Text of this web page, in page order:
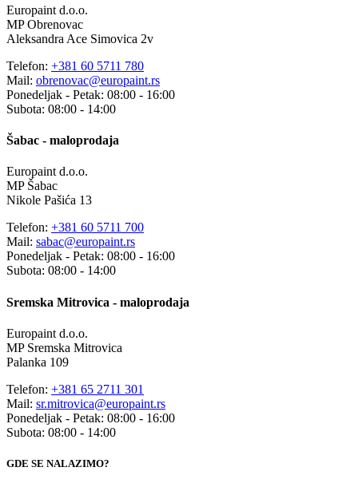
Europaint d.o.o.
MP Obrenovac
Aleksandra Ace Simovica 2v
Telefon: +381 60 5711 780
Mail: obrenovac@europaint.rs
Ponedeljak - Petak: 08:00 - 16:00
Subota: 08:00 - 14:00
Šabac - maloprodaja
Europaint d.o.o.
MP Šabac
Nikole Pašića 13
Telefon: +381 60 5711 700
Mail: sabac@europaint.rs
Ponedeljak - Petak: 08:00 - 16:00
Subota: 08:00 - 14:00
Sremska Mitrovica - maloprodaja
Europaint d.o.o.
MP Sremska Mitrovica
Palanka 109
Telefon: +381 65 2711 301
Mail: sr.mitrovica@europaint.rs
Ponedeljak - Petak: 08:00 - 16:00
Subota: 08:00 - 14:00
GDE SE NALAZIMO?